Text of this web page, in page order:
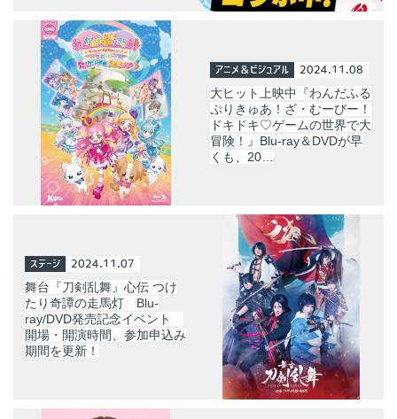
アニメ＆ビジュアル 2024.11.08
大ヒット上映中『わんだふる
ぷりきゅあ！ざ・むーびー！
ドキドキ♡ゲームの世界で大
冒険！』Blu-ray＆DVDが早
くも、20…
ステージ 2024.11.07
舞台『刀剣乱舞』心伝 つけ
たり奇譚の走馬灯 Blu-
ray/DVD発売記念イベント
開場・開演時間、参加申込み
期間を更新！